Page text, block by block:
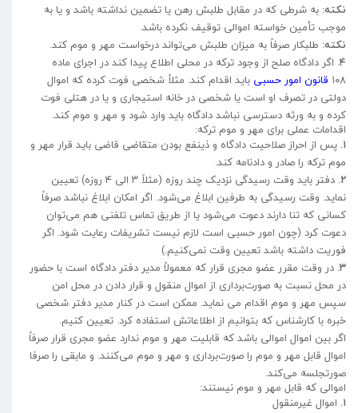
نکته: به شرطی که در مقابل طلبش رهن یا تضمین نداشته باشد و یا به
موجب تأمین خواسته اموالی توقیف نکرده باشد.
نکته: طلبکار صرفاً به میزان طلبش می‌تواند درخواست مهر و موم کند.
۴. اگر دادگاه صلح از وجود ترکه در محلی اطلاع پیدا کند در اجرای ماده
۱۰۸ قانون امور حسبی باید اقدام کند. مثلاً شخصی فوت کرده که اموال
دولتی در تصرف او است یا شخصی در خانه استیجاری و یا در هتلی فوت
کرده و به ورثه دسترسی نباشد دادگاه باید وارد شود و مهر و موم کند.
اقدامات عملی برای مهر و موم ترکه:
۱. پس از احراز صلاحیت دادگاه و ذینفع بودن متقاضی قاضی باید قرار مهر و
موم ترکه را صادر و دادنامه کند.
۲.
دفتر باید وقت رسیدگی نزدیک چند روزه (مثلاً ۳ الی ۴ روزه) تعیین
نماید. وقت رسیدگی به طرفین ابلاغ می‌شود. اگر امکان ابلاغ نباشد صرفاً
کسانی که تنا دارند دعوت می‌شود یا از طریق تماس تلفنی هم می‌توان
دعوت کرد (چون امور حسبی است لازم نیست تشریفات رعایت شود. اگر
فوریت داشته باشد تعیین وقت نمی‌کنیم.)
۳. در وقت مقرر عضو مجری قرار که معمولاً مدیر دفتر دادگاه است با حضور
در محل نسبت به صورت‌برداری از اموال منقول و قرار دادن در محل امن
سپس مهر و موم اقدام می نماید. ممکن است در کنار مدیر دفتر شخصی
خبره با کارشناس که بتوانیم از اطلاعاتش استفاده کرد. تعیین کنیم.
اگر بین اموال اموالی باشد که قابلیت مهر و موم ندارد عضو مجری قرار صرفاً
اموال قابل مهر و موم را صورت‌برداری و مهر و موم می‌کنند. و مابقی را صرفا
صورتجلسه می‌کند.
اموالی که قابل مهر و موم نیستند:
۱. اموال غیرمنقول